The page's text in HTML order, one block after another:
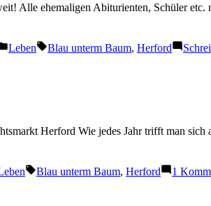
Alle ehemaligen Abiturienten, Schüler
Veröffentlicht
Leben Schlagwörter:
Blau unterm Baum, Herford
Herford Wie jedes Jahr trifft man
Schlagwörter:
Blau unterm Baum, Herford 1